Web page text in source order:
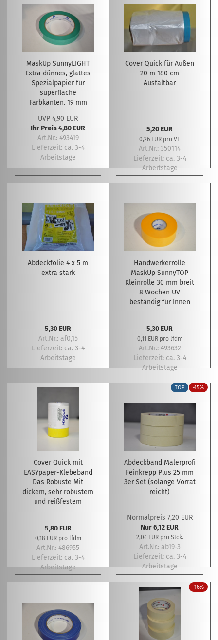
MaskUp SunnyLIGHT
Extra dünnes, glattes
Spezialpapier für
superflache
Farbkanten. 19 mm
UVP 4,90 EUR
Ihr Preis 4,80 EUR
Art.Nr.: 493419
Lieferzeit: ca. 3-4
Arbeitstage
Cover Quick für Außen
20 m 180 cm
Ausfaltbar
5,20 EUR
0,26 EUR pro VE
Art.Nr.: 350114
Lieferzeit: ca. 3-4
Arbeitstage
Abdeckfolie 4 x 5 m
extra stark
5,30 EUR
Art.Nr.: af0,15
Lieferzeit: ca. 3-4
Arbeitstage
Handwerkerrolle
MaskUp SunnyTOP
Kleinrolle 30 mm breit
8 Wochen UV
beständig für Innen
5,30 EUR
0,11 EUR pro lfdm
Art.Nr.: 493632
Lieferzeit: ca. 3-4
Arbeitstage
Cover Quick mit
EASYpaper-Klebeband
Das Robuste Mit
dickem, sehr robustem
und reißfestem
5,80 EUR
0,18 EUR pro lfdm
Art.Nr.: 486955
Lieferzeit: ca. 3-4
Arbeitstage
TOP -15%
Abdeckband Malerprofi
Feinkrepp Plus 25 mm
3er Set (solange Vorrat
reicht)
Normalpreis 7,20 EUR
Nur 6,12 EUR
2,04 EUR pro Stck.
Art.Nr.: ab19-3
Lieferzeit: ca. 3-4
Arbeitstage
-16%